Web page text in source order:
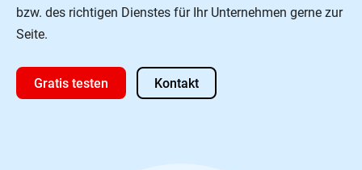
bzw. des richtigen Dienstes für Ihr Unternehmen gerne zur
Seite.
Gratis testen Kontakt